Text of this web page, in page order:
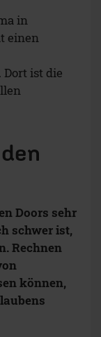
in
einen
ist die
Doors sehr
schwer ist,
Rechnen
können,